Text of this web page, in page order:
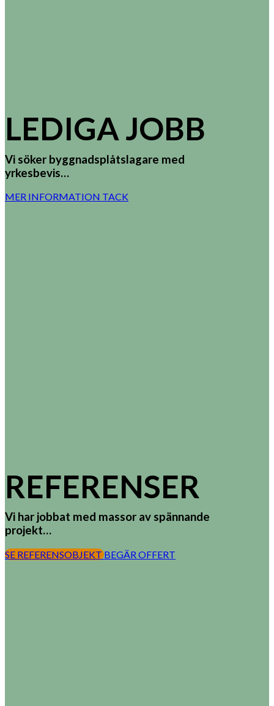
LEDIGA JOBB
Vi söker byggnadsplåtslagare med
yrkesbevis…
MER INFORMATION TACK
REFERENSER
Vi har jobbat med massor av spännande
projekt…
SE REFERENSOBJEKT BEGÄR OFFERT